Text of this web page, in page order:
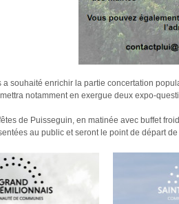
souhaité enrichir la partie concertation
notamment en exergue deux expo-
de Puisseguin, en matinée avec buffet
au public et seront le point de départ